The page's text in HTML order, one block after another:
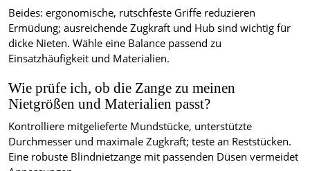
Beides: ergonomische, rutschfeste Griffe reduzieren
Ermüdung; ausreichende Zugkraft und Hub sind wichtig für
dicke Nieten. Wähle eine Balance passend zu
Einsatzhäufigkeit und Materialien.
Wie prüfe ich, ob die Zange zu meinen
Nietgrößen und Materialien passt?
Kontrolliere mitgelieferte Mundstücke, unterstützte
Durchmesser und maximale Zugkraft; teste an Reststücken.
Eine robuste Blindnietzange mit passenden Düsen vermeidet